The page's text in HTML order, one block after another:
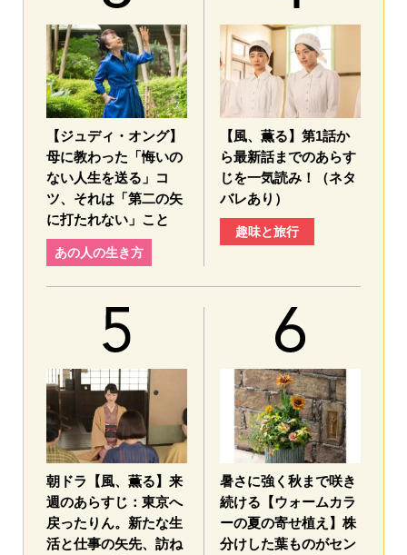
【ジュディ・オング】
母に教わった「悔いの
ない人生を送る」コ
ツ、それは「第二の矢
に打たれない」こと
あの人の生き方
【風、薫る】第1話か
ら最新話までのあらす
じを一気読み！（ネタ
バレあり）
趣味と旅行
朝ドラ【風、薫る】来
週のあらすじ：東京へ
戻ったりん。新たな生
活と仕事の矢先、訪ね
暑さに強く秋まで咲き
続ける【ウォームカラ
ーの夏の寄せ植え】株
分けした葉ものがセン